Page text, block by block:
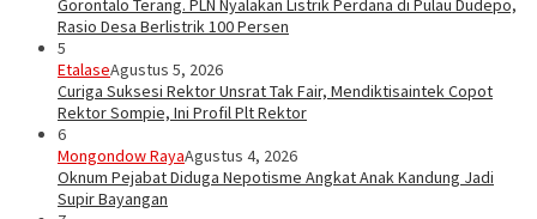
Gorontalo Terang. PLN Nyalakan Listrik Perdana di Pulau Dudepo,
Rasio Desa Berlistrik 100 Persen
5
EtalaseAgustus 5, 2026
Curiga Suksesi Rektor Unsrat Tak Fair, Mendiktisaintek Copot
Rektor Sompie, Ini Profil Plt Rektor
6
Mongondow RayaAgustus 4, 2026
Oknum Pejabat Diduga Nepotisme Angkat Anak Kandung Jadi
Supir Bayangan